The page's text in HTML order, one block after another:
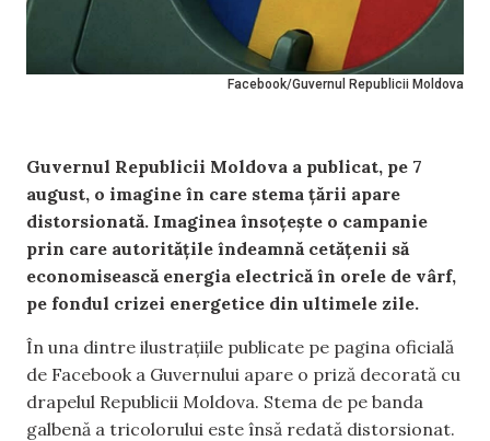
Facebook/Guvernul Republicii Moldova
Guvernul Republicii Moldova a publicat, pe 7
august, o imagine în care stema țării apare
distorsionată. Imaginea însoțește o campanie
prin care autoritățile îndeamnă cetățenii să
economisească energia electrică în orele de vârf,
pe fondul crizei energetice din ultimele zile.
În una dintre ilustrațiile publicate pe pagina oficială
de Facebook a Guvernului apare o priză decorată cu
drapelul Republicii Moldova. Stema de pe banda
galbenă a tricolorului este însă redată distorsionat.